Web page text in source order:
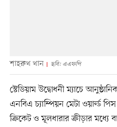
শাহরুখ খান ছবি: এএফপি
স্টেডিয়াম উদ্বোধনী ম্যাচে
এনবিএ চ্যাম্পিয়ন মেটা ওয়ার্ল্ড
ক্রিকেট ও মূলধারার ক্রীড়ার